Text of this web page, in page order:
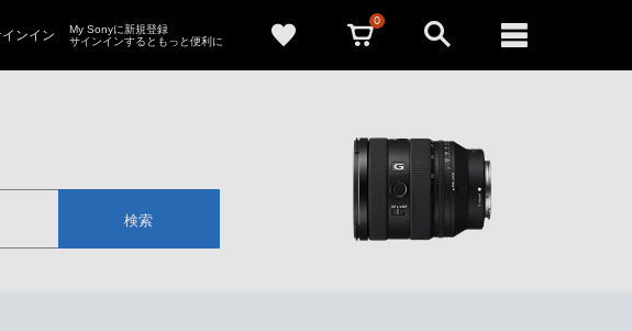
ンイン
My Sonyに新規登録
サインインするともっと便利に
0
検索